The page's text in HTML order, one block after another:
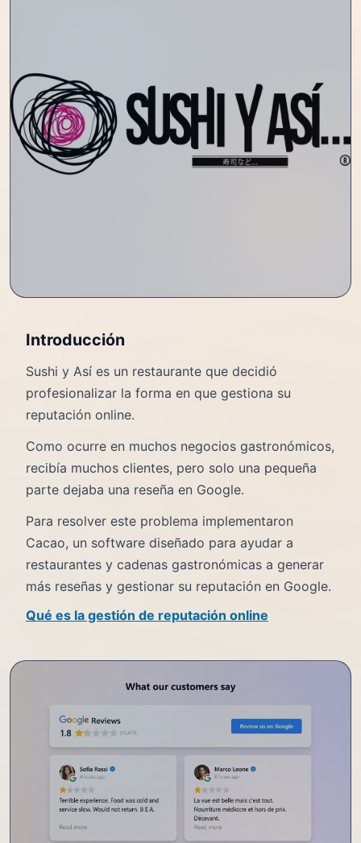
Introducción
Sushi y Así es un restaurante que decidió
profesionalizar la forma en que gestiona su
reputación online.
Como ocurre en muchos negocios gastronómicos,
recibía muchos clientes, pero solo una pequeña
parte dejaba una reseña en Google.
Para resolver este problema implementaron
Cacao, un software diseñado para ayudar a
restaurantes y cadenas gastronómicas a generar
más reseñas y gestionar su reputación en Google.
Qué es la gestión de reputación online